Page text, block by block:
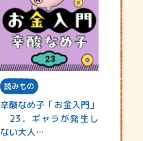
読みもの
辛酸なめ子「お金入門」
23．ギャラが発生し
ない大人…